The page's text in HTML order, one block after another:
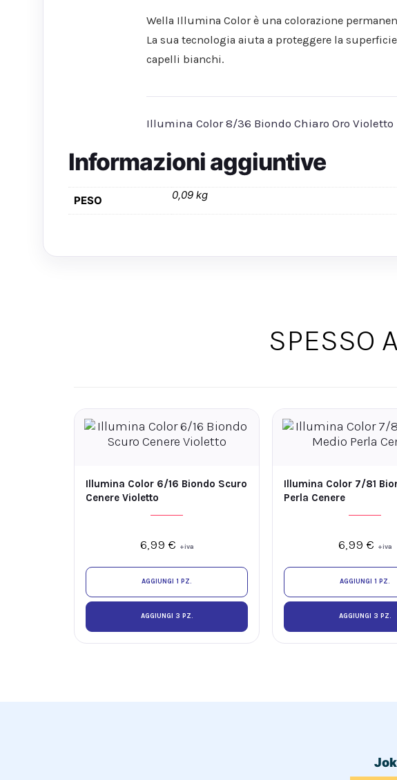
Wella Illumina Color è una colorazione
La sua tecnologia aiuta a proteggere la
capelli bianchi.
Illumina Color 8/36 Biondo Chiaro Oro Violetto
Informazioni aggiuntive
PESO 0,09 kg
SPESSO
6,99 € +iva
Illumina Color 6/16 Biondo Scuro
Cenere Violetto
AGGIUNGI 1 PZ.
AGGIUNGI 3 PZ.
6,99 € +iva
Illumina Color 7/81
Perla Cenere
AGGIUNGI 1 PZ.
AGGIUNGI 3 PZ.